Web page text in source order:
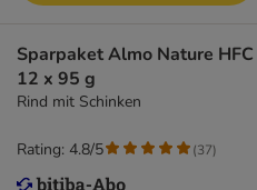
Sparpaket Almo Nature HFC
12 x 95 g
Rind mit Schinken
Rating: 4.8/5 (37)